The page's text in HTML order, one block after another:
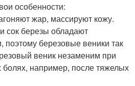
особенности:
жар, массируют кожу.
сок березы обладают
березовые веники так
веник незаменим при
например, после тяжелых